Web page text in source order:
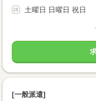
土曜日 日曜日 祝日
[一般派遣]